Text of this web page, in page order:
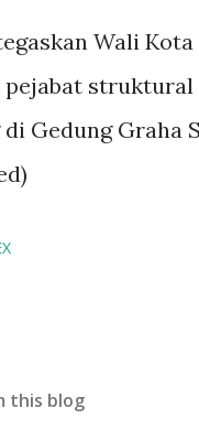
Wali
struktural
Gedung Graha
this blog